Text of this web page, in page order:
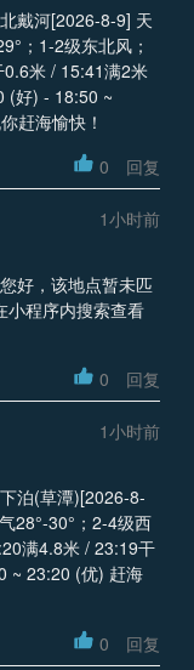
北戴河[2026-8-9] 天
；1-2级东北风；
米 / 15:41满2米
(好) - 18:50 ~
赶海愉快！
0 回复
1小时前
您好，该地点暂未匹
小程序内搜索查看
0 回复
1小时前
下泊(草潭)[2026-8-
28°-30°；2-4级西
满4.8米 / 23:19干
~ 23:20 (优) 赶海
0 回复